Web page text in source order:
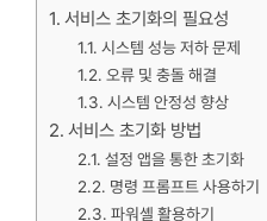
서비스 초기화의 필요성
시스템 성능 저하 문제
오류 및 충돌 해결
시스템 안정성 향상
서비스 초기화 방법
설정 앱을 통한 초기화
명령 프롬프트 사용하기
파워셸 활용하기